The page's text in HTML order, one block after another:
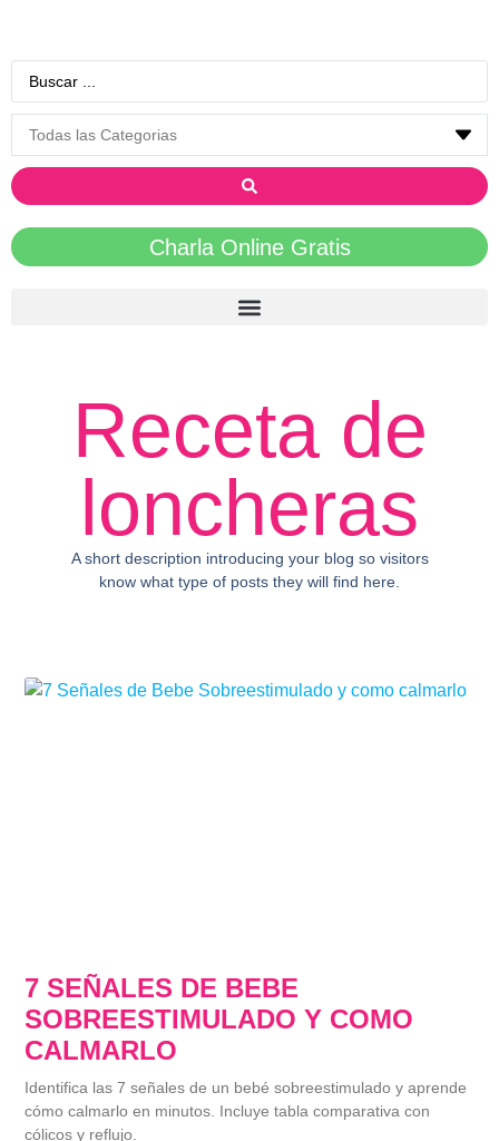
Charla Online Gratis
Receta de
loncheras
A short description introducing your blog so visitors
know what type of posts they will find here.
7 SEÑALES DE BEBE
SOBREESTIMULADO Y COMO
CALMARLO
Identifica las 7 señales de un bebé sobreestimulado y aprende
cómo calmarlo en minutos. Incluye tabla comparativa con
cólicos y reflujo.